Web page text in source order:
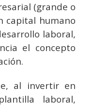
(grande o
capital humano
laboral,
el concepto
al invertir en
laboral,